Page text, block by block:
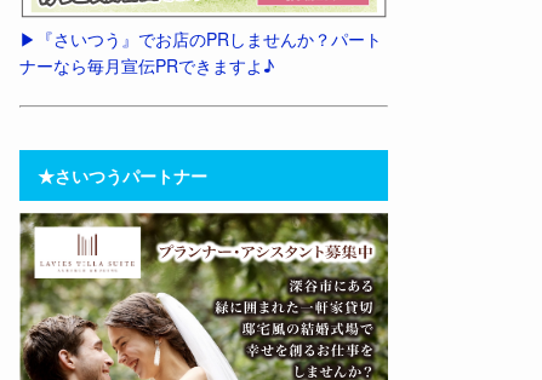
▶︎『さいつう』でお店のPRしませんか？パート
ナーなら毎月宣伝PRできますよ♪
★さいつうパートナー